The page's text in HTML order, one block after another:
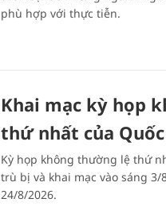
phù hợp với thực tiễn.
Khai mạc kỳ họp
thứ nhất của
Kỳ họp không thường lệ thứ
trù bị và khai mạc vào sáng
24/8/2026.